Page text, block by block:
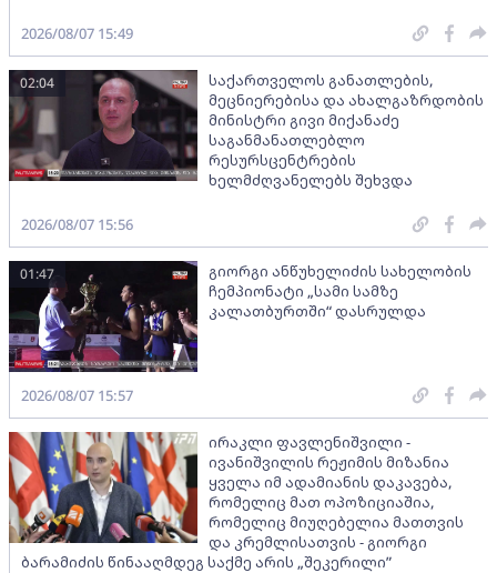
2026/08/07 15:49
საქართველოს განათლების,
მეცნიერებისა და ახალგაზრდობის
მინისტრი გივი მიქანაძე
საგანმანათლებლო
რესურსცენტრების
ხელმძღვანელებს შეხვდა
02:04
2026/08/07 15:56
გიორგი ანწუხელიძის სახელობის
ჩემპიონატი „სამი სამზე
კალათბურთში“ დასრულდა
01:47
2026/08/07 15:57
ირაკლი ფავლენიშვილი -
ივანიშვილის რეჟიმის მიზანია
ყველა იმ ადამიანის დაკავება,
რომელიც მათ ოპოზიციაშია,
რომელიც მიუღებელია მათთვის
და კრემლისათვის - გიორგი
ბარამიძის წინააღმდეგ საქმე არის „შეკერილი”